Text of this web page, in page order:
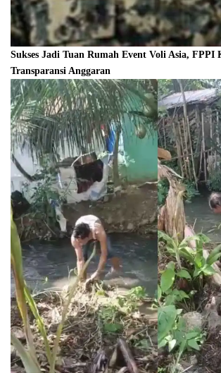
Sukses Jadi Tuan Rumah Event Voli Asia,
Transparansi Anggaran